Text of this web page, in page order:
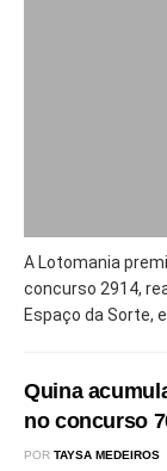
A Lotomania
concurso 2914,
Espaço da Sorte,
Quina
no concurso
POR TAYSA MEDEIROS